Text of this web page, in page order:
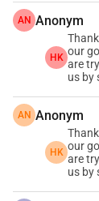
Zusätzlich
wieder
können.
Obwohl wir
immer noch.
zu schützen.
möglich,
uns, dieser
zu bringen.
AN Anonym
HK our
are
us by
AN Anonym
HK our
are
us by